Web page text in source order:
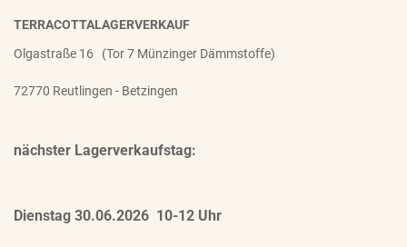
TERRACOTTALAGERVERKAUF
Olgastraße 16 (Tor 7 Münzinger Dämmstoffe)
72770 Reutlingen - Betzingen
nächster Lagerverkaufstag:
Dienstag 30.06.2026 10-12 Uhr